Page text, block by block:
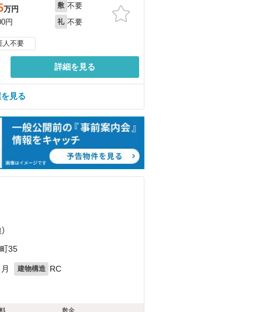
万円
円
敷 不要
礼 不要
人不要
詳細を見る
見る
35
建物構造 RC
敷金